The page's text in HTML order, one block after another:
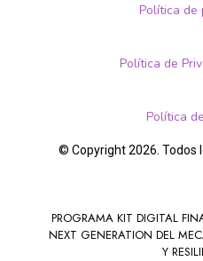
Política de
Política de
Política
© Copyright 2026. Todos
PROGRAMA KIT DIGITAL
NEXT GENERATION DEL
Y